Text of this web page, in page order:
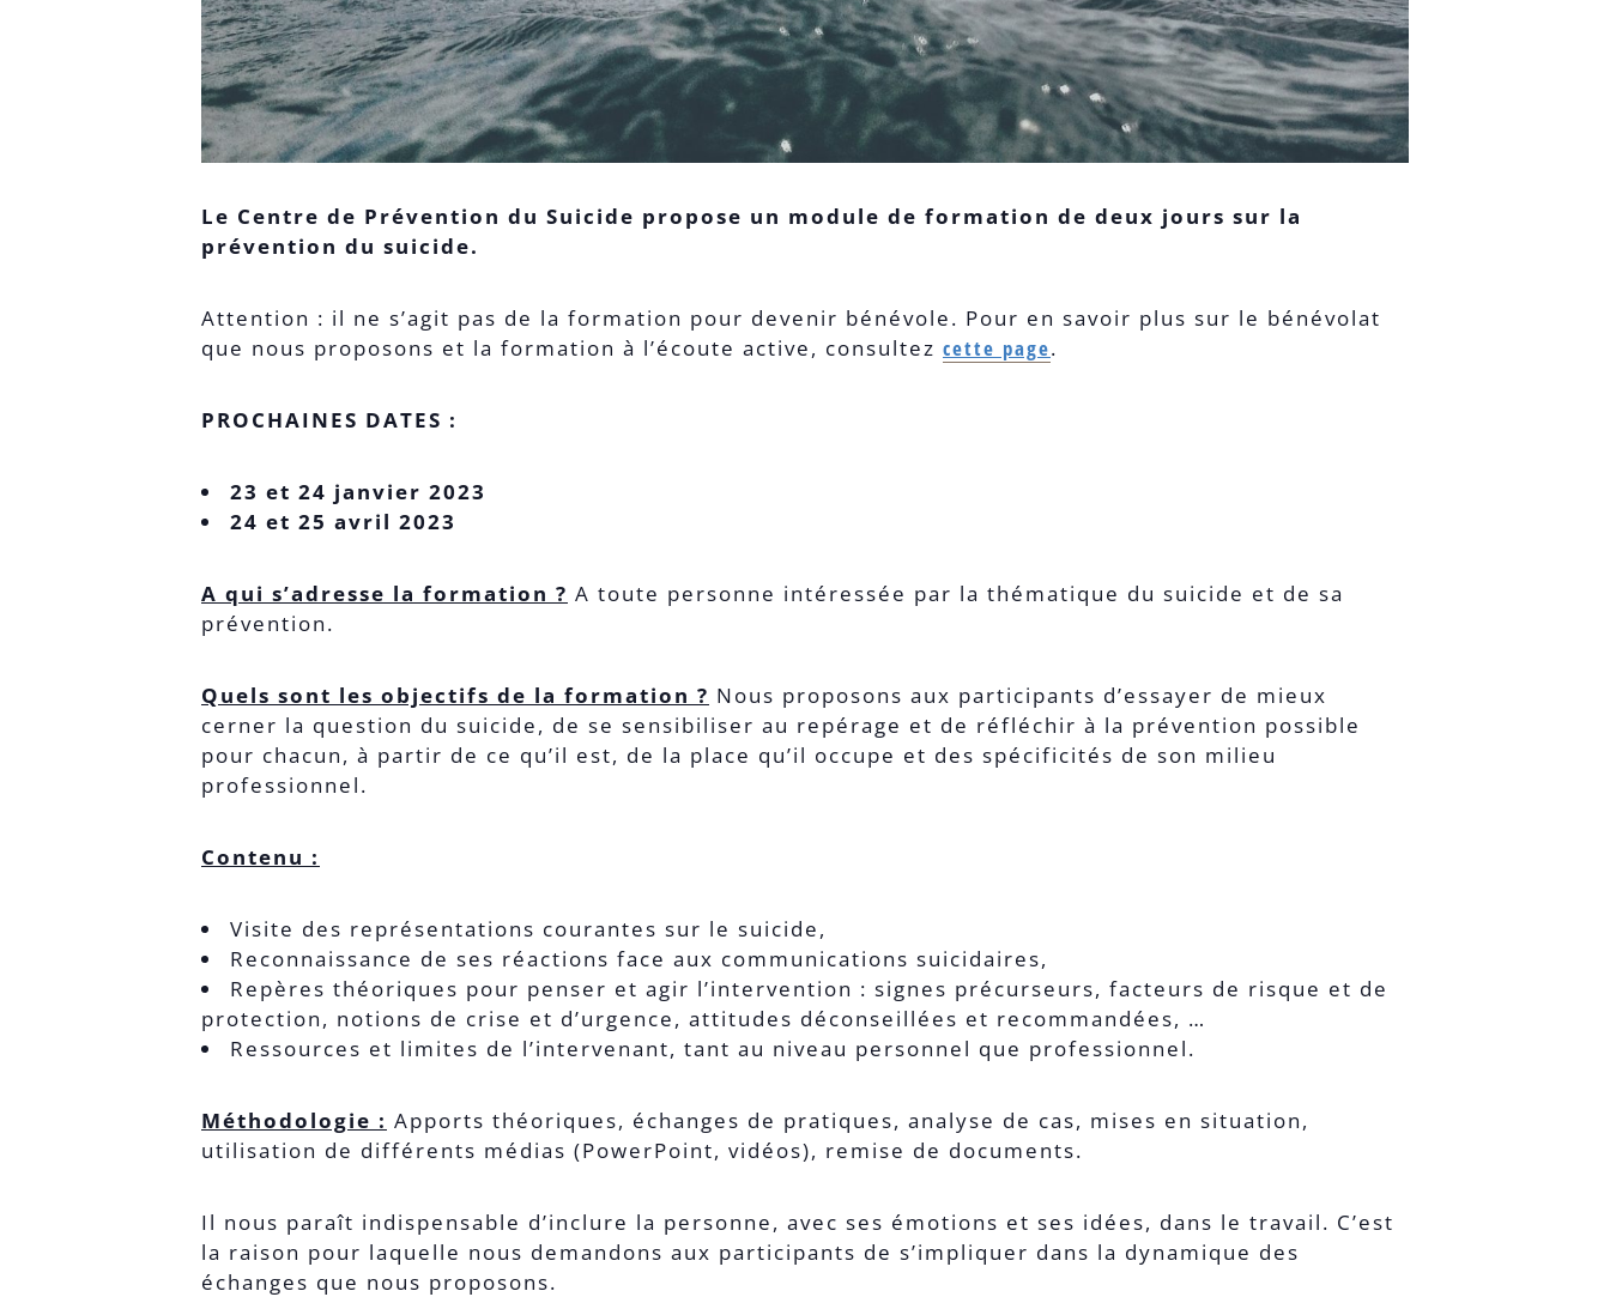
Le Centre de Prévention du Suicide propose un module de formation de deux jours sur la
prévention du suicide.
Attention : il ne s’agit pas de la formation pour devenir bénévole. Pour en savoir plus sur le bénévolat
que nous proposons et la formation à l’écoute active, consultez cette page.
PROCHAINES DATES :
23 et 24 janvier 2023
24 et 25 avril 2023
A qui s’adresse la formation ? A toute personne intéressée par la thématique du suicide et de sa
prévention.
Quels sont les objectifs de la formation ? Nous proposons aux participants d’essayer de mieux
cerner la question du suicide, de se sensibiliser au repérage et de réfléchir à la prévention possible
pour chacun, à partir de ce qu’il est, de la place qu’il occupe et des spécificités de son milieu
professionnel.
Contenu :
Visite des représentations courantes sur le suicide,
Reconnaissance de ses réactions face aux communications suicidaires,
Repères théoriques pour penser et agir l’intervention : signes précurseurs, facteurs de risque et de
protection, notions de crise et d’urgence, attitudes déconseillées et recommandées, …
Ressources et limites de l’intervenant, tant au niveau personnel que professionnel.
Méthodologie : Apports théoriques, échanges de pratiques, analyse de cas, mises en situation,
utilisation de différents médias (PowerPoint, vidéos), remise de documents.
Il nous paraît indispensable d’inclure la personne, avec ses émotions et ses idées, dans le travail. C’est
la raison pour laquelle nous demandons aux participants de s’impliquer dans la dynamique des
échanges que nous proposons.